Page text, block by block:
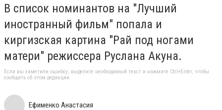
В список номинантов на "Лучший
иностранный фильм" попала и
киргизская картина "Рай под ногами
матери" режиссера Руслана Акуна.
Если вы заметили ошибку, выделите необходимый текст и нажмите Ctrl+Enter, чтобы
сообщить об этом редакции
Ефименко Анастасия